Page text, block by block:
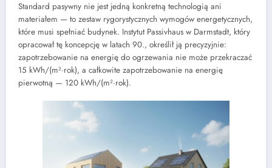
Standard pasywny nie jest jedną konkretną technologią ani
materiałem — to zestaw rygorystycznych wymogów energetycznych,
które musi spełniać budynek. Instytut Passivhaus w Darmstadt, który
opracował tę koncepcję w latach 90., określił ją precyzyjnie:
zapotrzebowanie na energię do ogrzewania nie może przekraczać
15 kWh/(m²·rok), a całkowite zapotrzebowanie na energię
pierwotną — 120 kWh/(m²·rok).